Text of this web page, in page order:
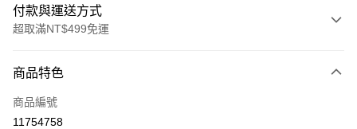
付款與運送方式
超取滿NT$499免運
信用卡一次付款
超商取貨付款
商品特色
商品編號
11754758